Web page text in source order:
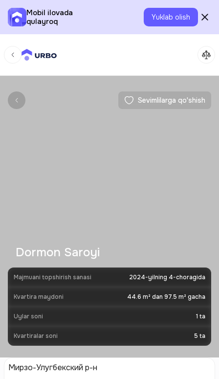
Mobil ilovada
qulayroq
Yuklab olish
Sevimlilarga qo'shish
Dormon Saroyi
Majmuani topshirish sanasi 2024-yilning 4-choragida
Kvartira maydoni 44.6 m² dan 97.5 m² gacha
Uylar soni 1 ta
Kvartiralar soni 5 ta
Мирзо-Улугбекский р-н